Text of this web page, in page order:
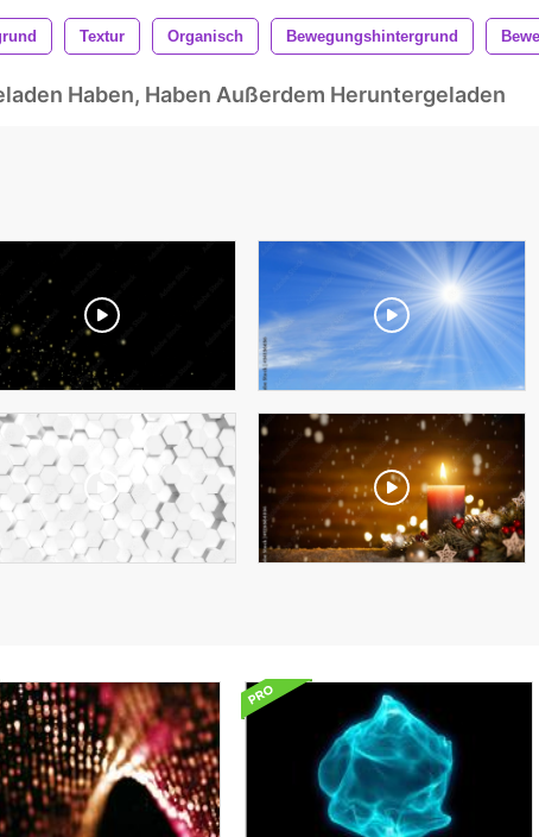
Textur Organisch Bewegungshintergrund
Haben, Haben Außerdem Heruntergeladen